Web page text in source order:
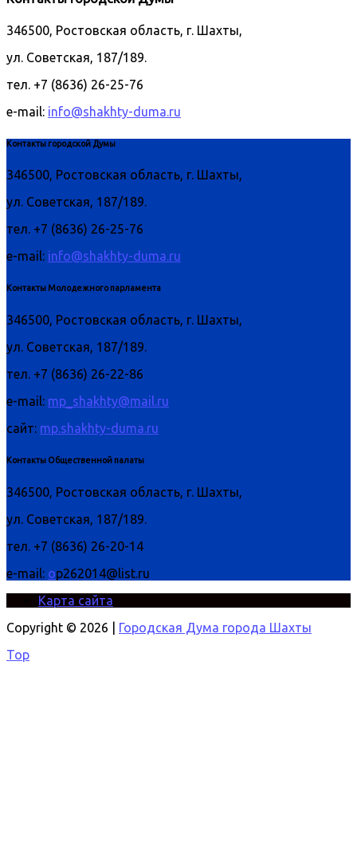
346500, Ростовская область, г. Шахты,
ул. Советская, 187/189.
тел. +7 (8636) 26-25-76
e-mail: info@shakhty-duma.ru
Контакты городской Думы
346500, Ростовская область, г. Шахты,
ул. Советская, 187/189.
тел. +7 (8636) 26-25-76
e-mail: info@shakhty-duma.ru
Контакты Молодежного парламента
346500, Ростовская область, г. Шахты,
ул. Советская, 187/189.
тел. +7 (8636) 26-22-86
e-mail: mp_shakhty@mail.ru
сайт: mp.shakhty-duma.ru
Контакты Общественной палаты
346500, Ростовская область, г. Шахты,
ул. Советская, 187/189.
тел. +7 (8636) 26-20-14
e-mail: op262014@list.ru
Карта сайта
Copyright © 2026 |
Городская Дума города Шахты
Top